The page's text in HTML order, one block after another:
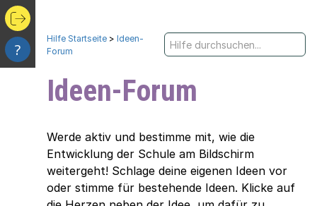
?
Hilfe Startseite > Ideen-
Forum
Ideen-Forum
Werde aktiv und bestimme mit, wie die
Entwicklung der Schule am Bildschirm
weitergeht! Schlage deine eigenen Ideen vor
oder stimme für bestehende Ideen. Klicke auf